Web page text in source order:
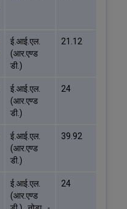
ई.आई.एल.
(आर.एण्ड
डी.)
21.12
ई.आई.एल.
(आर.एण्ड
डी.)
24
ई.आई.एल.
(आर.एण्ड
डी.)
39.92
ई.आई.एल.
(आर.एण्ड
24